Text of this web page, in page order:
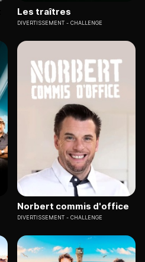
Les traîtres
DIVERTISSEMENT CHALLENGE
Norbert commis d'office
DIVERTISSEMENT CHALLENGE